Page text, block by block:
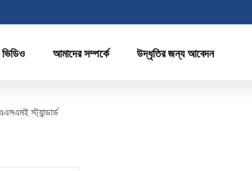
ভিডিও আমাদের সম্পর্কে উদ্ধৃতির জন্য আবেদন
স্ট্যান্ডার্ড